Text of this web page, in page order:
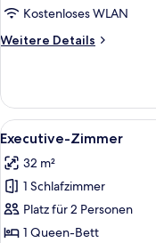
Kostenloses WLAN
Weitere Details
Weitere
Zimmer
Alle
Fotos
für
Executive-
Zimmer
anzeigen
8
Executive-Zimmer
32 m²
1 Schlafzimmer
Platz für 2 Personen
1 Queen-Bett